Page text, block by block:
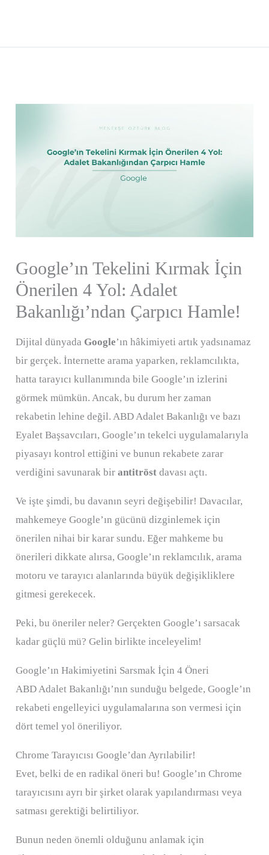
Google’ın Tekelini Kırmak İçin
Önerilen 4 Yol: Adalet
Bakanlığı’ndan Çarpıcı Hamle!
Dijital dünyada Google’ın hâkimiyeti artık yadsınamaz
bir gerçek. İnternette arama yaparken, reklamcılıkta,
hatta tarayıcı kullanımında bile Google’ın izlerini
görmek mümkün. Ancak, bu durum her zaman
rekabetin lehine değil. ABD Adalet Bakanlığı ve bazı
Eyalet Başsavcıları, Google’ın tekelci uygulamalarıyla
piyasayı kontrol ettiğini ve bunun rekabete zarar
verdiğini savunarak birantitröst davası açtı.
Ve işte şimdi, bu davanın seyri değişebilir! Davacılar,
mahkemeye Google’ın gücünü dizginlemek için
önerilen nihai bir karar sundu. Eğer mahkeme bu
önerileri dikkate alırsa, Google’ın reklamcılık, arama
motoru ve tarayıcı alanlarında büyük değişikliklere
gitmesi gerekecek.
Peki, bu öneriler neler? Gerçekten Google’ı sarsacak
kadar güçlü mü? Gelin birlikte inceleyelim!
Google’ın Hakimiyetini Sarsmak İçin 4 Öneri
ABD Adalet Bakanlığı’nın sunduğu belgede, Google’ın
rekabeti engelleyici uygulamalarına son vermesi için
dört temel yol öneriliyor.
Chrome Tarayıcısı Google’dan Ayrılabilir!
Evet, belki de en radikal öneri bu! Google’ın Chrome
tarayıcısını ayrı bir şirket olarak yapılandırması veya
satması gerektiği belirtiliyor.
Bunun neden önemli olduğunu anlamak için